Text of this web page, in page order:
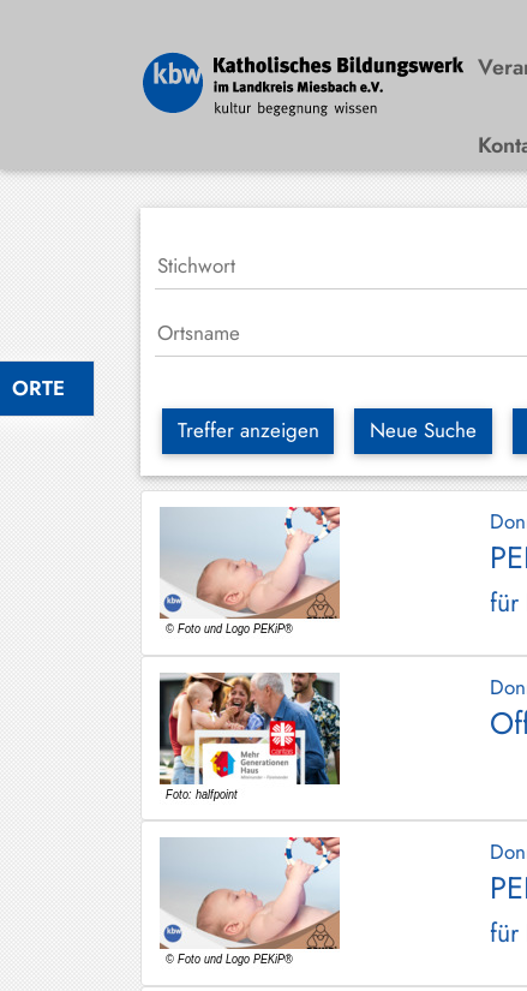
ORTE
Treffer anzeigen Neue Suche
für
für
Wiessee
Bayrischzell
Darching
Elbach
Gmund
Großhartpenning
Hausham
Holzkirchen
Hundham
Irschenberg
Kreuth
Leitzachtal
Miesbach
Neuhaus
Niklasreuth
Otterfing
Rottach-
Egern